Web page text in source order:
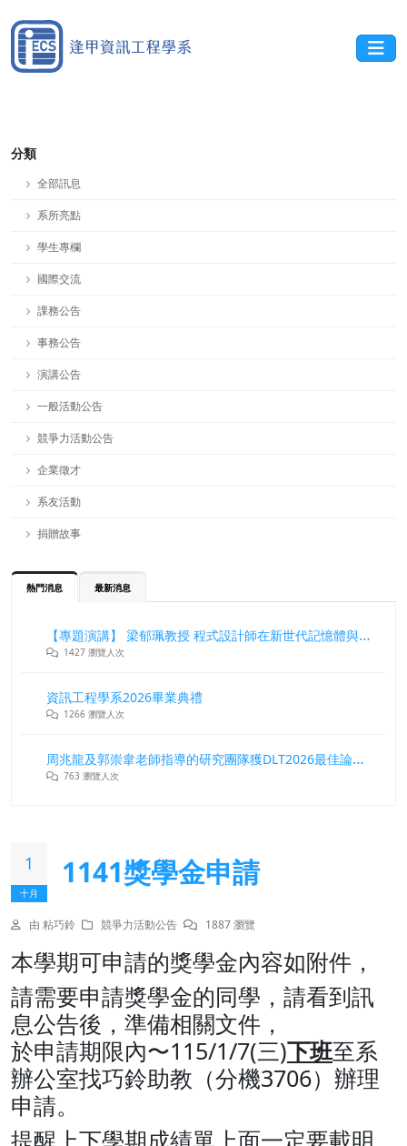
分類
全部訊息
系所亮點
學生專欄
國際交流
課務公告
事務公告
演講公告
一般活動公告
競爭力活動公告
企業徵才
系友活動
捐贈故事
熱門消息 最新消息
【專題演講】 梁郁珮教授 程式設計師在新世代記憶體與儲存系統中的角色與挑戰
1427 瀏覽人次
資訊工程學系2026畢業典禮
1266 瀏覽人次
周兆龍及郭崇韋老師指導的研究團隊獲DLT2026最佳論文獎
763 瀏覽人次
1
十月
1141獎學金申請
由 粘巧鈴 競爭力活動公告 1887 瀏覽
本學期可申請的獎學金內容如附件，
請需要申請獎學金的同學，請看到訊
息公告後，準備相關文件，
於申請期限內〜115/1/7(三)下班至系
辦公室找巧鈴助教（分機3706）辦理
申請。
提醒上下學期成績單上面一定要載明